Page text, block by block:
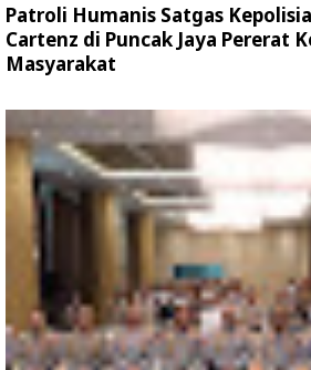
Patroli Humanis Satgas
Cartenz di Puncak Jaya Pererat
Masyarakat